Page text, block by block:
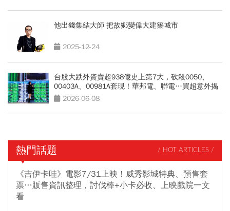
他出錢集結大師 把故鄉變偉大建築城市
2025-12-24
台股大跌外資賣超938億史上第7大，砍殺0050、
00403A、00981A套現！華邦電、聯電…買超意外揭
動向2026-06-08
熱門話題 / HOT ARTICLES /
《吉伊卡哇》電影7/31上映！威秀影城特典、預售套
票…販售資訊整理，討伐棒+小卡必收、上映戲院一文
看